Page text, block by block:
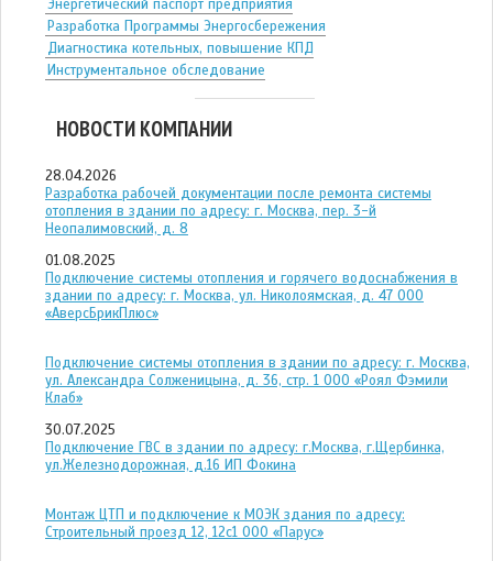
Энергетический паспорт предприятия
Разработка Программы Энергосбережения
Диагностика котельных, повышение КПД
Инструментальное обследование
НОВОСТИ КОМПАНИИ
28.04.2026
Разработка рабочей документации после ремонта системы
отопления в здании по адресу: г. Москва, пер. 3-й
Неопалимовский, д. 8
01.08.2025
Подключение системы отопления и горячего водоснабжения в
здании по адресу: г. Москва, ул. Николоямская, д. 47 ООО
«АверсБрикПлюс»
Подключение системы отопления в здании по адресу: г. Москва,
ул. Александра Солженицына, д. 36, стр. 1 ООО «Роял Фэмили
Клаб»
30.07.2025
Подключение ГВС в здании по адресу: г.Москва, г.Щербинка,
ул.Железнодорожная, д.16 ИП Фокина
Монтаж ЦТП и подключение к МОЭК здания по адресу:
Строительный проезд 12, 12с1 ООО «Парус»